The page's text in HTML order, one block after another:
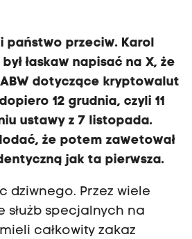
państwo przeciw. Karol
łaskaw napisać na X, że
dotyczące kryptowalut
12 grudnia, czyli 11
ustawy z 7 listopada.
że potem zawetował
jak ta pierwsza.
dziwnego. Przez wiele
służb specjalnych na
całkowity zakaz